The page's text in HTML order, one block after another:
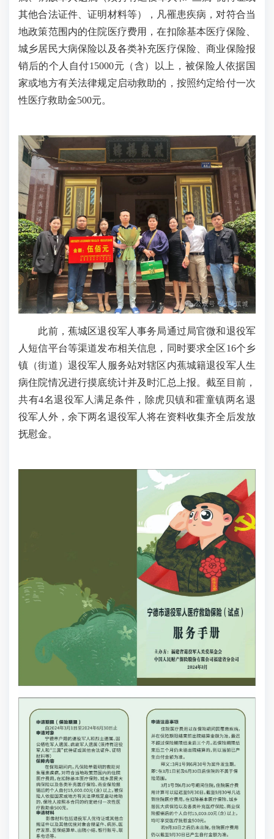
其他合法证件、证明材料等），凡罹患疾病，对符合当
地政策范围内的住院医疗费用，在扣除基本医疗保险、
城乡居民大病保险以及各类补充医疗保险、商业保险报
销后的个人自付15000元（含）以上，被保险人依据国
家或地方有关法律规定启动救助的，按照约定给付一次
性医疗救助金500元。
此前，蕉城区退役军人事务局通过局官微和退役军
人短信平台等渠道发布相关信息，同时要求全区16个乡
镇（街道）退役军人服务站对辖区内蕉城籍退役军人生
病住院情况进行摸底统计并及时汇总上报。截至目前，
共有4名退役军人满足条件，除虎贝镇和霍童镇两名退
役军人外，余下两名退役军人将在资料收集齐全后发放
抚慰金。